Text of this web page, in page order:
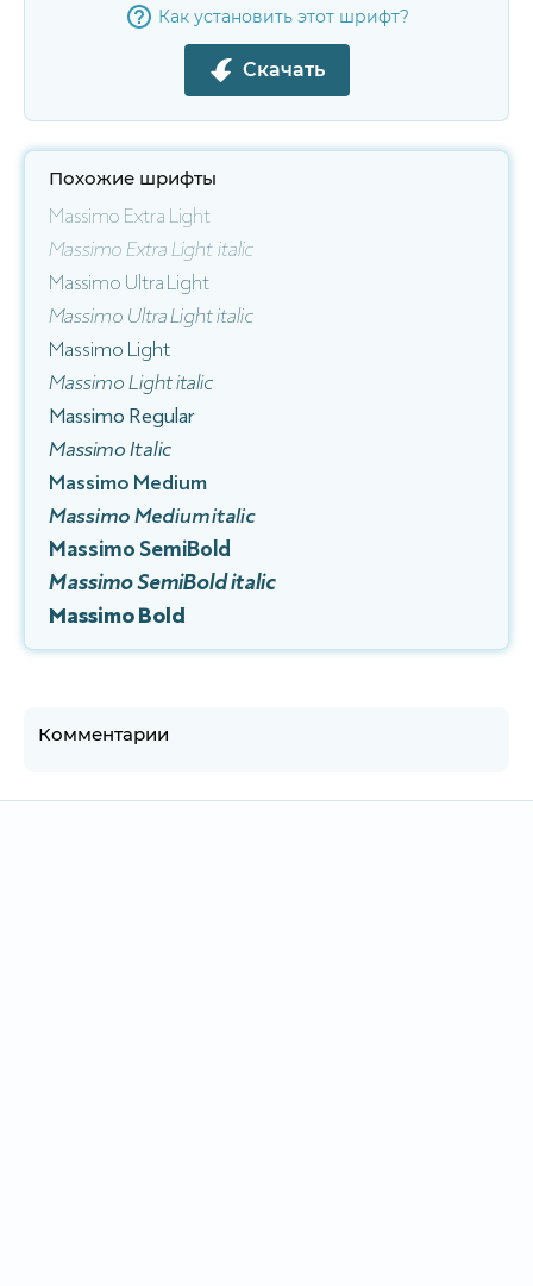
Как установить этот шрифт?
Скачать
Похожие шрифты
Massimo Extra Light
Massimo Extra Light italic
Massimo Ultra Light
Massimo Ultra Light italic
Massimo Light
Massimo Light italic
Massimo Regular
Massimo Italic
Massimo Medium
Massimo Medium italic
Massimo SemiBold
Massimo SemiBold italic
Massimo Bold
Комментарии